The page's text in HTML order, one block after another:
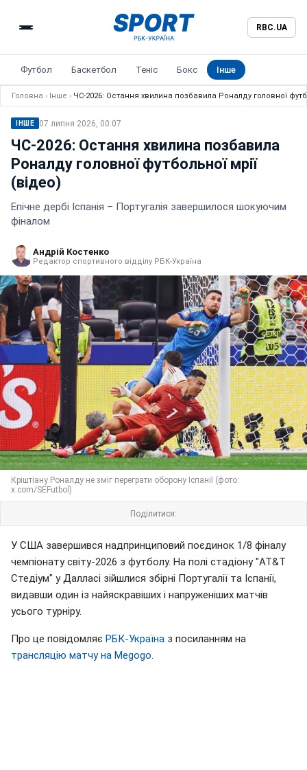
RBC.UA
Футбол Баскетбол Теніс Бокс Інше
Головна › Інше › ЧС-2026: Остання хвилина позбавила Роналду головної
ІНШЕ 07 липня 2026, 00:07
ЧС-2026: Остання хвилина позбавила
Роналду головної футбольної мрії
(відео)
Епічне дербі Іспанія – Португалія завершилося шокуючим
фіналом
Андрій Костенко
Редактор спортивного відділу РБК-Україна
Кріштіану Роналду не зміг переграти оборону Іспанії (фото:
x.com/SEFutbol)
Поділитися:
У США завершився надпринциповий поєдинок 1/8 фіналу
чемпіонату світу-2026 з футболу. На полі стадіону "AT&T
Стедіум" у Далласі зійшлися збірні Португалії та Іспанії,
видавши один із найяскравіших і напруженіших матчів
усього турніру.
Про це повідомляє РБК-Україна з посиланням на
трансляцію матчу на Megogo